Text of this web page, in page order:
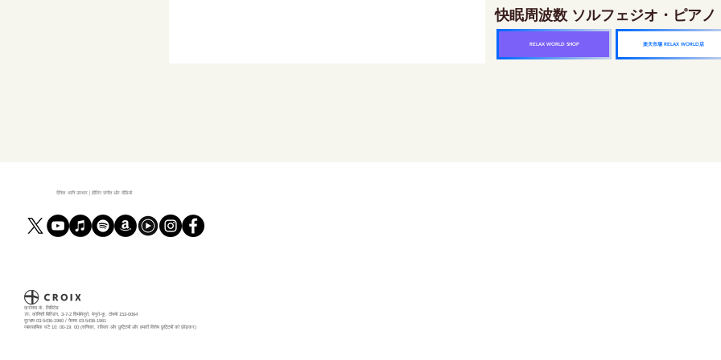
快眠周波数 ソルフェジオ・ピア
RELAX WORLD SHOP 楽天市場 RELAX WORLD店
दैनिक ध्वनि उपचार | हीलिंग संगीत और वीडियो
क्रोक्स कं, लिमिटेड
7F, कोनिशी बिल्डिंग, 3-7-2 शिमोमेगुरो, मेगुरो-कू, टोक्यो 153-0064
दूरभाष 03-5436-1960 / फैक्स 03-5436-1961
व्यावसायिक घंटे 10: 00-19: 00 (शनिवार, रविवार और छुट्टियों और हमारी विशेष छुट्टियों को छोड़कर)